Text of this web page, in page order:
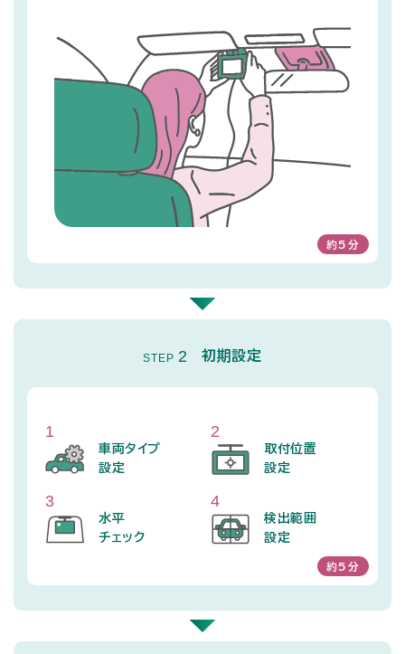
約5分
STEP 2 初期設定
1
車両タイプ
設定
2
取付位置
設定
3
水平
チェック
4
検出範囲
設定
約5分